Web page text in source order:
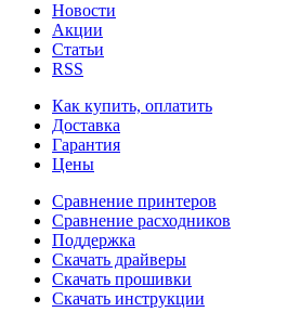
Новости
Акции
Статьи
RSS
Как купить, оплатить
Доставка
Гарантия
Цены
Сравнение принтеров
Сравнение расходников
Поддержка
Скачать драйверы
Скачать прошивки
Скачать инструкции